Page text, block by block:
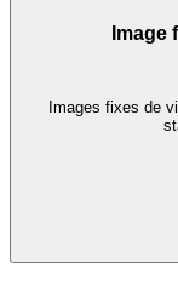
Image
Images fixes de